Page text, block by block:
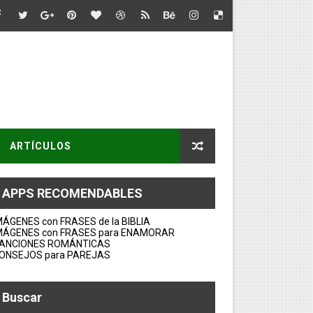
ARTÍCULOS
APPS RECOMENDABLES
con FRASES de la BIBLIA
con FRASES para ENAMORAR
ROMÁNTICAS
para PAREJAS
Buscar